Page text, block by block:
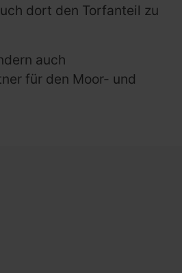
dort den Torfanteil zu
auch
für den Moor- und